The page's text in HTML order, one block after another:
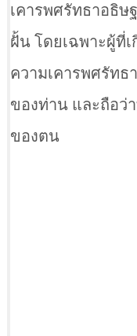
เคารพศรัทธาอธิษ
ฝั้น โดยเฉพาะผู้ที่
ความเคารพศรัทธ
ของท่าน และถือว่
ของตน